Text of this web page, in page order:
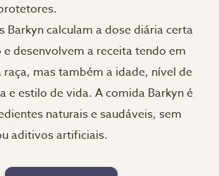
Barkyn calculam a dose diária certa
e desenvolvem a receita tendo em
raça, mas também a idade, nível de
e estilo de vida. A comida Barkyn é
naturais e saudáveis, sem
aditivos artificiais.